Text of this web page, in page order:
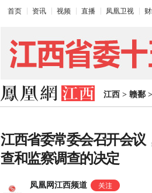
首页 资讯 视频 直播 凤凰卫视
江西 > 赣鄱 >
江西省委常委会召开会议
查和监察调查的决定
凤凰网江西频道